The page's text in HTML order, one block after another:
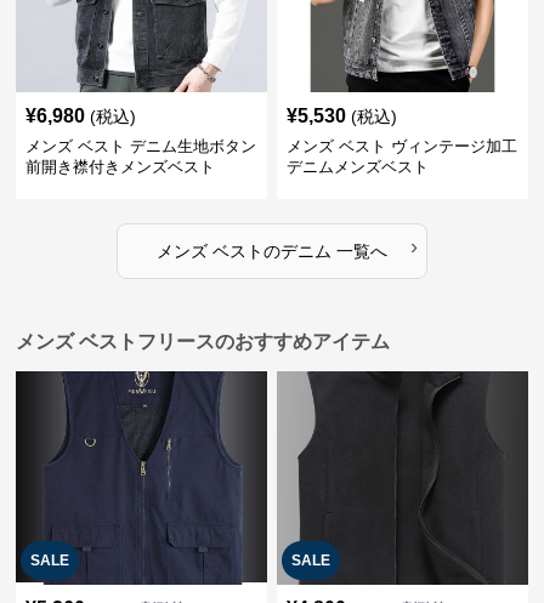
¥6,980 (税込)
メンズ ベスト デニム生地ボタン
前開き襟付きメンズベスト
¥5,530 (税込)
メンズ ベスト ヴィンテージ加工
デニムメンズベスト
メンズ ベストのデニム 一覧へ ›
メンズ ベストフリースのおすすめアイテム
SALE SALE